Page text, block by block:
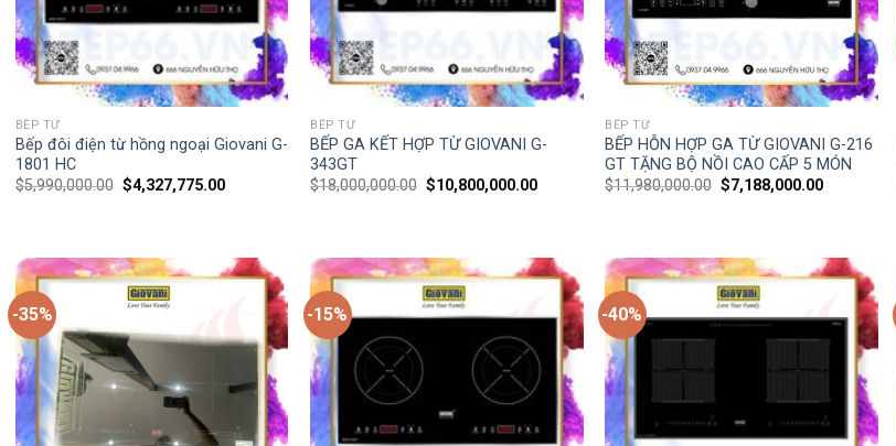
BẾP TỪ
Bếp đôi điện từ hồng ngoại Giovani G-
1801 HC
$5,990,000.00 $4,327,775.00
BẾP TỪ
BẾP GA KẾT HỢP TỪ GIOVANI G-
343GT
$18,000,000.00 $10,800,000.00
BẾP TỪ
BẾP HỖN HỢP GA TỪ GIOVANI G-216
GT TẶNG BỘ NỒI CAO CẤP 5 MÓN
$11,980,000.00 $7,188,000.00
-35% -15% -40%